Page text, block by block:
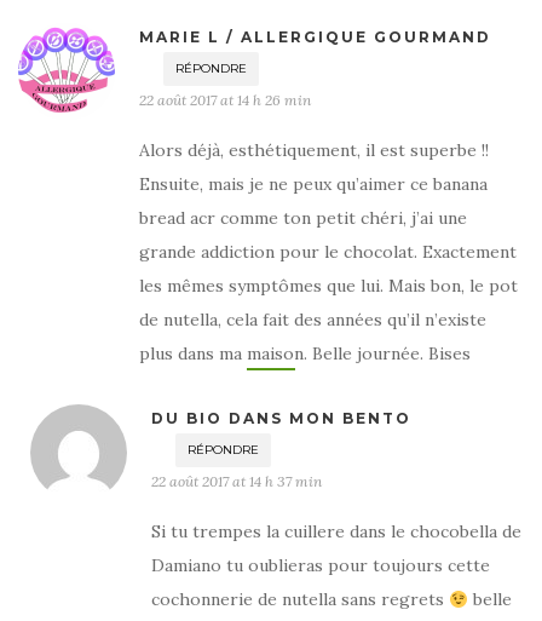
MARIE L / ALLERGIQUE GOURMAND
RÉPONDRE
22 août 2017 at 14 h 26 min
Alors déjà, esthétiquement, il est superbe !!
Ensuite, mais je ne peux qu’aimer ce banana
bread acr comme ton petit chéri, j’ai une
grande addiction pour le chocolat. Exactement
les mêmes symptômes que lui. Mais bon, le pot
de nutella, cela fait des années qu’il n’existe
plus dans ma maison. Belle journée. Bises
DU BIO DANS MON BENTO
RÉPONDRE
22 août 2017 at 14 h 37 min
Si tu trempes la cuillere dans le chocobella de
Damiano tu oublieras pour toujours cette
cochonnerie de nutella sans regrets
belle